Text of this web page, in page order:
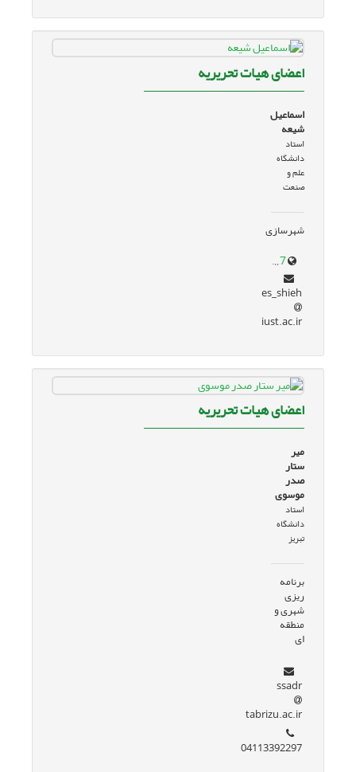
اعضای هیات تحریریه
اسماعیل
شیعه
استاد
دانشگاه
علم و
صنعت
شهرسازی
www.iust.ac.ir/page/13004/%D8%AF%DA%A9%D8%AA%D8%B1-%D8%A7%D8%B3%D9%85%D8%A7%D8%B9%DB%8C%D9%84-%D8%B4%DB%8C%D8%B9%D9%87
es_shieh
iust.ac.ir
اعضای هیات تحریریه
میر
ستار
صدر
موسوی
استاد
دانشگاه
تبریز
برنامه
ریزی
شهری و
منطقه
ای
ssadr
tabrizu.ac.ir
04113392297